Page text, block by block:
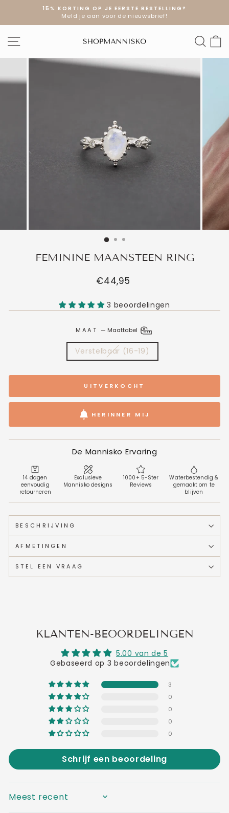
artikel
Diavoorstelling
15% KORTING OP JE EERSTE BESTELLING?
Meld je aan voor de nieuwsbrief!
SITE NAVIGATIE
FEMININE MAANSTEEN RING
Normale
€44,95
3 beoordelingen
MAAT— Maattabel
Verstelbaar (16-19)
UITVERKOCHT
HERINNER MIJ
De Mannisko Ervaring
14 dagen
eenvoudig
retourneren
Exclusieve
Mannisko designs
1000+ 5-Ster
Reviews
Waterbestendig &
gemaakt om te
blijven
BESCHRIJVING
AFMETINGEN
STEL EEN VRAAG
KLANTEN-BEOORDELINGEN
5.00 van de 5
Gebaseerd op 3 beoordelingen
3
0
0
0
0
Schrijf een beoordeling
SORT BY